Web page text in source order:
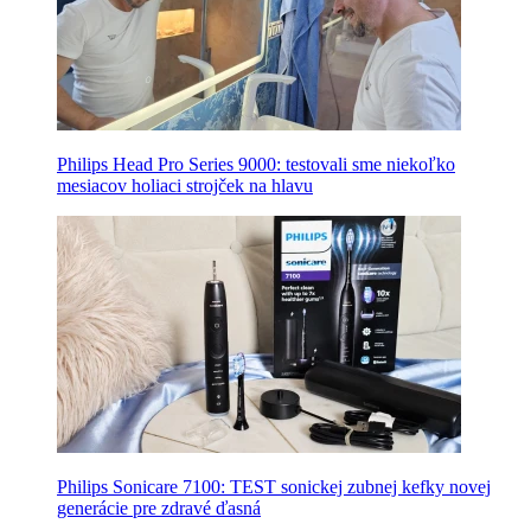
Philips Head Pro Series 9000: testovali sme niekoľko
mesiacov holiaci strojček na hlavu
Philips Sonicare 7100: TEST sonickej zubnej kefky novej
generácie pre zdravé ďasná